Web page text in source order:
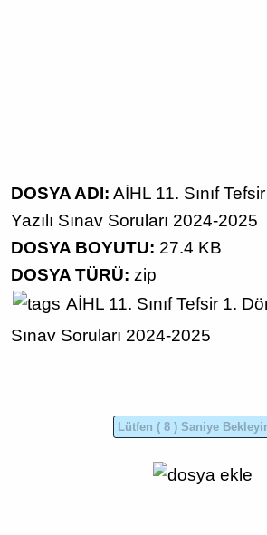
DOSYA ADI: AİHL 11. Sınıf
Yazılı Sınav Soruları 2024-2025
DOSYA BOYUTU: 27.4 KB
DOSYA TÜRÜ: zip
AİHL 11. Sınıf Tefsir 1.
Sınav Soruları 2024-2025